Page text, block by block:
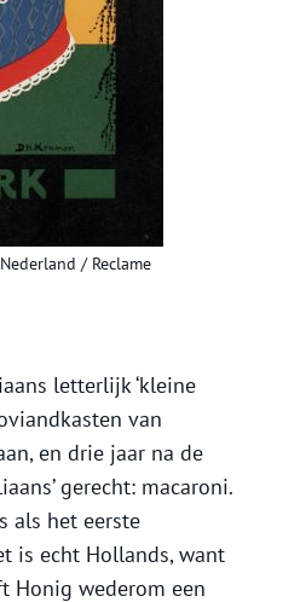
/ Reclame
letterlijk ‘kleine
van
en drie jaar na de
gerecht: macaroni.
als het eerste
is echt Hollands, want
Honig wederom een